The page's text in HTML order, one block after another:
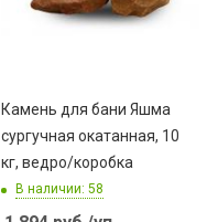
Камень для бани Яшма
сургучная окатанная, 10
кг, ведро/коробка
В наличии: 58